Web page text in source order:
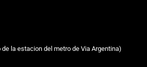
de la estacion del metro de Via Argentina)